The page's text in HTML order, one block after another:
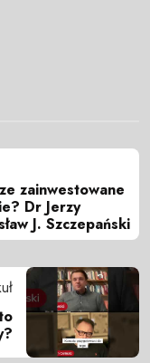
zainwestowane
Dr Jerzy
J. Szczepański